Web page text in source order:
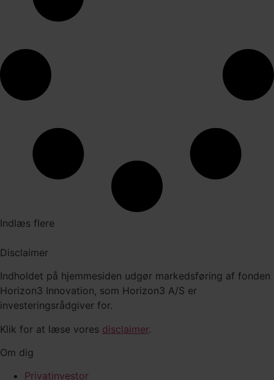
Indlæs flere
Disclaimer
Indholdet på hjemmesiden udgør markedsføring af fonden
Horizon3 Innovation, som Horizon3 A/S er
investeringsrådgiver for.
Klik for at læse vores disclaimer.
Om dig
Privatinvestor